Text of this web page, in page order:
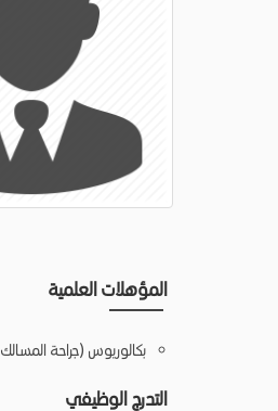
المؤهلات العلمية
بكالوريوس (جراحة المسالك
التدرج الوظيفي